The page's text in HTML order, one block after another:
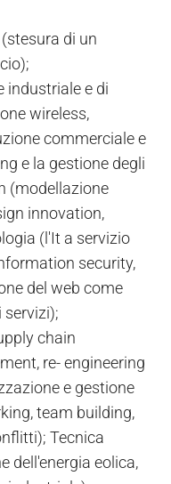
di un
industriale e di
wireless,
commerciale e
e la gestione degli
(modellazione
innovation,
(l'It a servizio
security,
del web come
servizi);
chain
re- engineering
e gestione
team building,
Tecnica
dell'energia eolica,